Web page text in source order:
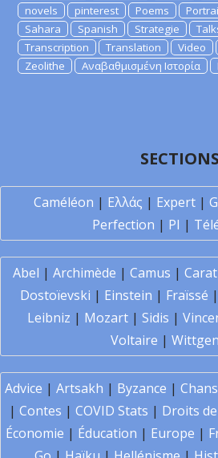
novels
pinterest Poems
Sahara
Spanish Strategie
Transcription
Translation Video
Zeolithe
Αναβαθμισμένη Ιστορία
SECTIONS
Caméléon | Ελλάς | Expert|
Perfection | PI |
Abel | Archimède | Camus |
Dostoïevski | Einstein | Fraïssé |
Leibniz | Mozart | Sidis |
Voltaire |
Advice | Artsakh | Byzance |
| Contes | COVID Stats | Droits
Économie | Éducation | Europe |